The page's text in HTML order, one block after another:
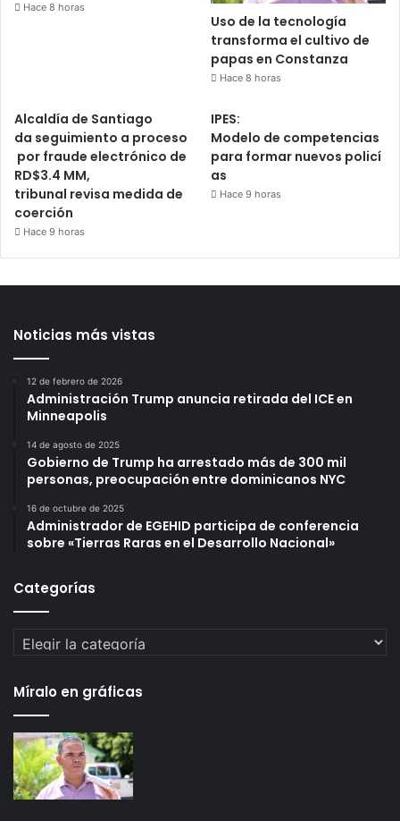
Hace 8 horas
Uso de la tecnología
transforma el cultivo de
papas en Constanza
Hace 8 horas
Alcaldía de Santiago
da seguimiento a proceso
por fraude electrónico de
RD$3.4 MM,
tribunal revisa medida de
coerción
Hace 9 horas
IPES:
Modelo de competencias
para formar nuevos policí
as
Hace 9 horas
Noticias más vistas
12 de febrero de 2026
Administración Trump anuncia retirada del ICE en
Minneapolis
14 de agosto de 2025
Gobierno de Trump ha arrestado más de 300 mil
personas, preocupación entre dominicanos NYC
16 de octubre de 2025
Administrador de EGEHID participa de conferencia
sobre «Tierras Raras en el Desarrollo Nacional»
Categorías
Categorías
Míralo en gráficas